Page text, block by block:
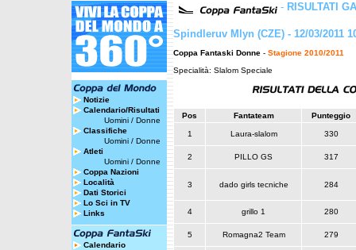
Notizie
Calendario/Risultati
Uomini / Donne
Classifiche
Uomini / Donne
Atleti
Uomini / Donne
Coppa Nazioni
Località
Dati Storici
Lo Sci in TV
Links
Calendario
- RISULTATI
Spindleruv Mlyn (CZE) - 12/03/2011
Coppa Fantaski Donne - Stagione 2010/2011
Specialità: Slalom Speciale
Pos Fantateam Punteggio
1 Laura-slalom 330
2 PILLO GS 317
3 dado girls tecniche 284
4 grillo 1 280
5 Romagna2 Team 279